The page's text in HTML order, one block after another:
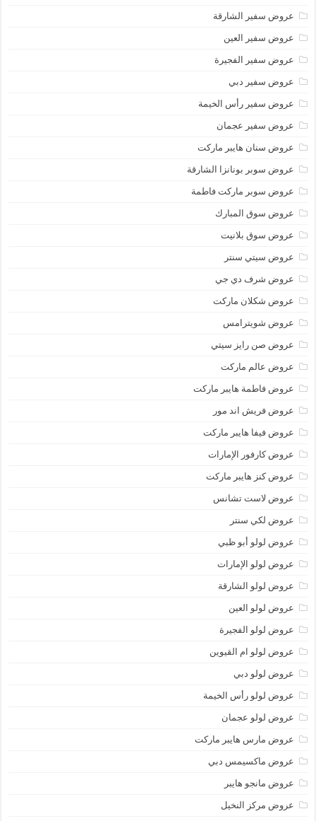
عروض سفير الشارقة
عروض سفير العين
عروض سفير الفجيرة
عروض سفير دبي
عروض سفير رأس الخيمة
عروض سفير عجمان
عروض سنان هايبر ماركت
عروض سوبر بونانزا الشارقة
عروض سوبر ماركت فاطمة
عروض سوق المبارك
عروض سوق بلانيت
عروض سيتي سنتر
عروض شرف دي جي
عروض شكلان ماركت
عروض شويترامس
عروض صن رايز سيتي
عروض عالم ماركت
عروض فاطمة هايبر ماركت
عروض فريش اند مور
عروض فيفا هايبر ماركت
عروض كارفور الإمارات
عروض كنز هايبر ماركت
عروض لاست تشانس
عروض لكي سنتر
عروض لولو أبو ظبي
عروض لولو الإمارات
عروض لولو الشارقة
عروض لولو العين
عروض لولو الفجيرة
عروض لولو ام القيوين
عروض لولو دبي
عروض لولو رأس الخيمة
عروض لولو عجمان
عروض مارس هايبر ماركت
عروض ماكسيمس دبي
عروض مانجو هايبر
عروض مركز النخيل